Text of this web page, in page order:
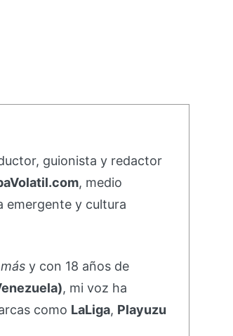
guionista y redactor
, medio
emergente y cultura
y con 18 años de
, mi voz ha
como LaLiga, Playuzu